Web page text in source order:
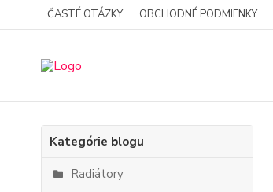
ČASTÉ OTÁZKY OBCHODNÉ PODMIENKY
Kategórie blogu
Radiátory